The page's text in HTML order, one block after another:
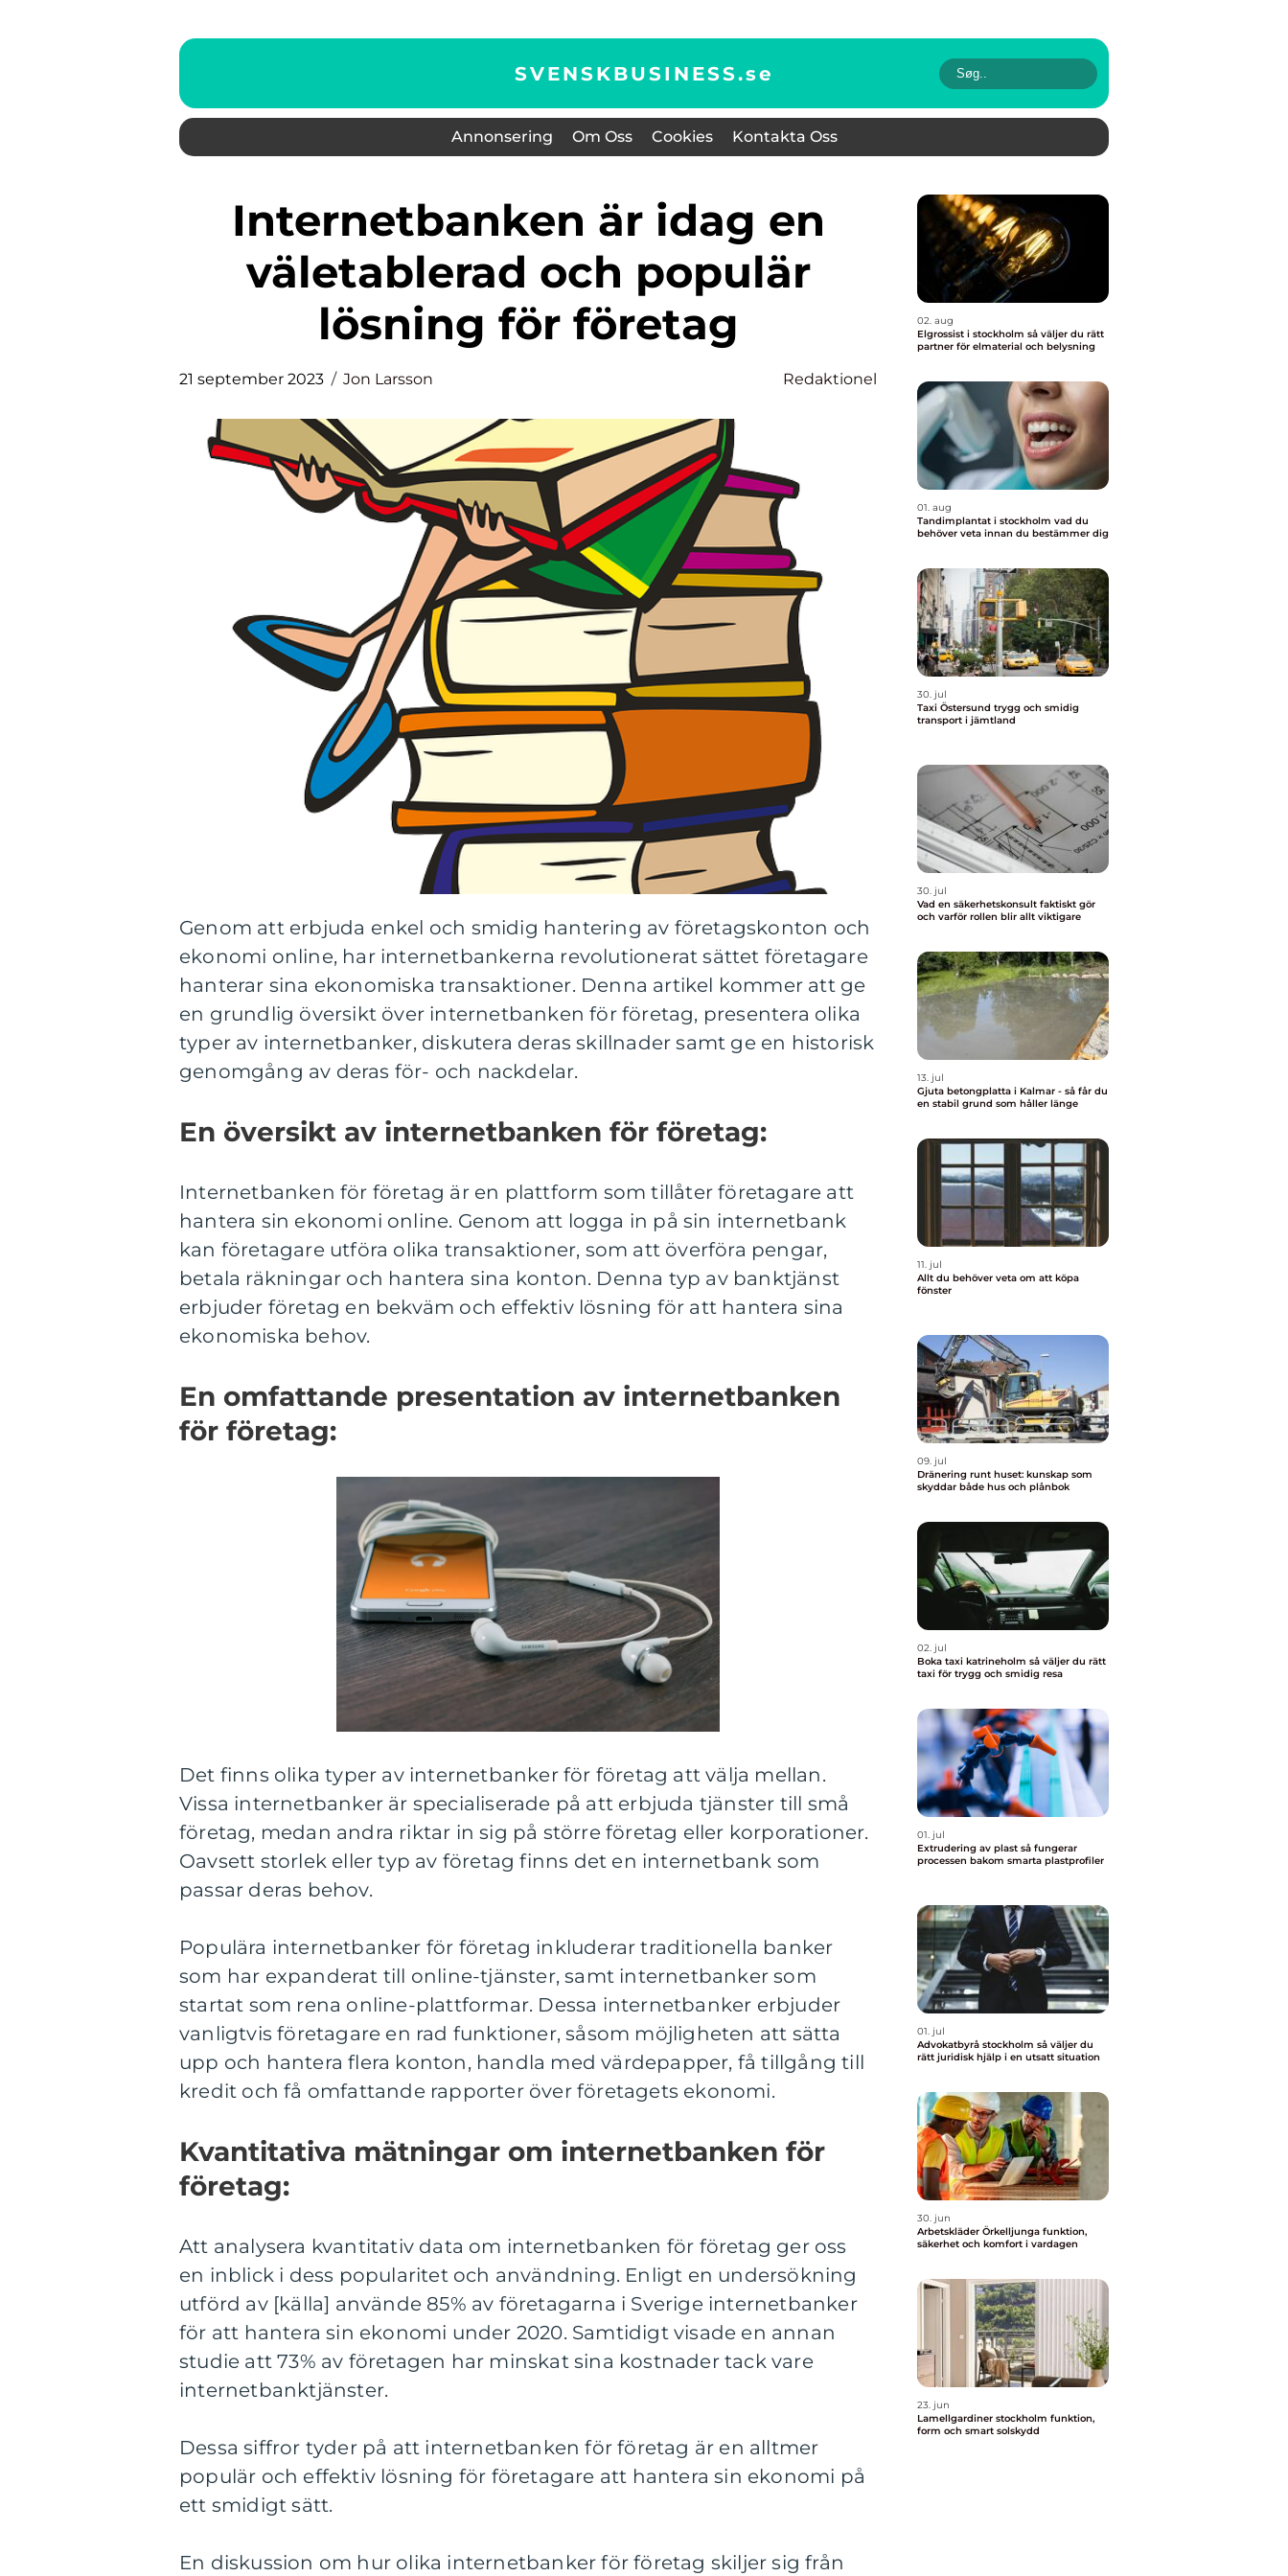
SVENSKBUSINESS.se
Annonsering Om Oss Cookies Kontakta Oss
Internetbanken är idag en
väletablerad och populär
lösning för företag
21 september 2023 Jon Larsson Redaktionel
Genom att erbjuda enkel och smidig hantering av företagskonton och
ekonomi online, har internetbankerna revolutionerat sättet företagare
hanterar sina ekonomiska transaktioner. Denna artikel kommer att ge
en grundlig översikt över internetbanken för företag, presentera olika
typer av internetbanker, diskutera deras skillnader samt ge en historisk
genomgång av deras för- och nackdelar.
En översikt av internetbanken för företag:
Internetbanken för företag är en plattform som tillåter företagare att
hantera sin ekonomi online. Genom att logga in på sin internetbank
kan företagare utföra olika transaktioner, som att överföra pengar,
betala räkningar och hantera sina konton. Denna typ av banktjänst
erbjuder företag en bekväm och effektiv lösning för att hantera sina
ekonomiska behov.
En omfattande presentation av internetbanken
för företag:
Det finns olika typer av internetbanker för företag att välja mellan.
Vissa internetbanker är specialiserade på att erbjuda tjänster till små
företag, medan andra riktar in sig på större företag eller korporationer.
Oavsett storlek eller typ av företag finns det en internetbank som
passar deras behov.
Populära internetbanker för företag inkluderar traditionella banker
som har expanderat till online-tjänster, samt internetbanker som
startat som rena online-plattformar. Dessa internetbanker erbjuder
vanligtvis företagare en rad funktioner, såsom möjligheten att sätta
upp och hantera flera konton, handla med värdepapper, få tillgång till
kredit och få omfattande rapporter över företagets ekonomi.
Kvantitativa mätningar om internetbanken för
företag:
Att analysera kvantitativ data om internetbanken för företag ger oss
en inblick i dess popularitet och användning. Enligt en undersökning
utförd av [källa] använde 85% av företagarna i Sverige internetbanker
för att hantera sin ekonomi under 2020. Samtidigt visade en annan
studie att 73% av företagen har minskat sina kostnader tack vare
internetbanktjänster.
Dessa siffror tyder på att internetbanken för företag är en alltmer
populär och effektiv lösning för företagare att hantera sin ekonomi på
ett smidigt sätt.
En diskussion om hur olika internetbanker för företag skiljer sig från
02. aug
Elgrossist i stockholm så väljer du rätt
partner för elmaterial och belysning
01. aug
Tandimplantat i stockholm vad du
behöver veta innan du bestämmer dig
30. jul
Taxi Östersund trygg och smidig
transport i jämtland
30. jul
Vad en säkerhetskonsult faktiskt gör
och varför rollen blir allt viktigare
13. jul
Gjuta betongplatta i Kalmar - så får du
en stabil grund som håller länge
11. jul
Allt du behöver veta om att köpa
fönster
09. jul
Dränering runt huset: kunskap som
skyddar både hus och plånbok
02. jul
Boka taxi katrineholm så väljer du rätt
taxi för trygg och smidig resa
01. jul
Extrudering av plast så fungerar
processen bakom smarta plastprofiler
01. jul
Advokatbyrå stockholm så väljer du
rätt juridisk hjälp i en utsatt situation
30. jun
Arbetskläder Örkelljunga funktion,
säkerhet och komfort i vardagen
23. jun
Lamellgardiner stockholm funktion,
form och smart solskydd